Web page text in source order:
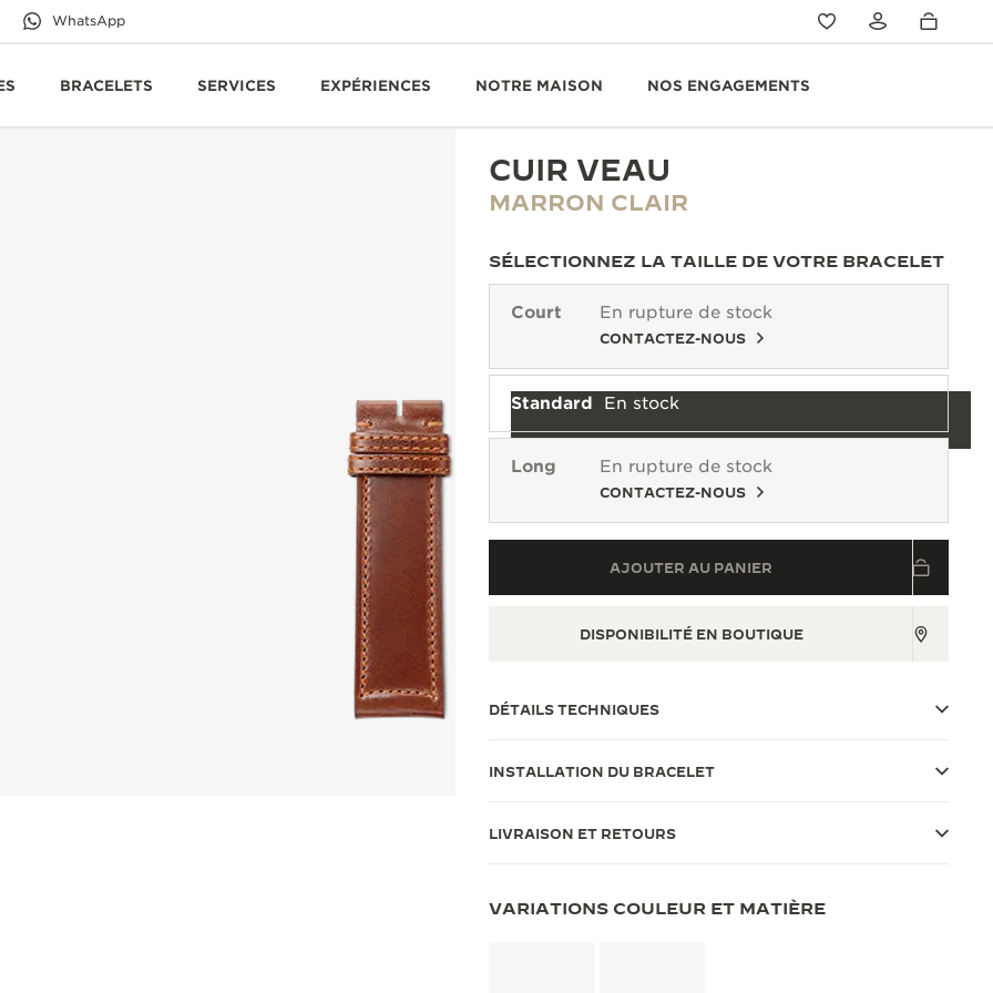
WhatsApp
BRACELETS SERVICES EXPÉRIENCES NOTRE MAISON NOS ENGAGEMENTS
CUIR VEAU
MARRON CLAIR
SÉLECTIONNEZ LA TAILLE DE VOTRE BRACELET
Court En rupture de stock
CONTACTEZ-NOUS
Standard En stock
Long En rupture de stock
CONTACTEZ-NOUS
AJOUTER AU PANIER
DISPONIBILITÉ EN BOUTIQUE
DÉTAILS TECHNIQUES
INSTALLATION DU BRACELET
LIVRAISON ET RETOURS
VARIATIONS COULEUR ET MATIÈRE